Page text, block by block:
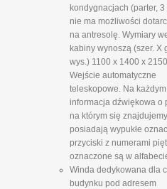
kondygnacjach (parter,
nie ma możliwości
na antresolę. Wymiary
kabiny wynoszą (szer. X
wys.) 1100 x 1400 x
Wejście automatyczne
teleskopowe. Na
informacja dźwiękowa o
na którym się
posiadają wypukłe
przyciski z numerami
oznaczone są w
Winda dedykowana dla
budynku pod adresem